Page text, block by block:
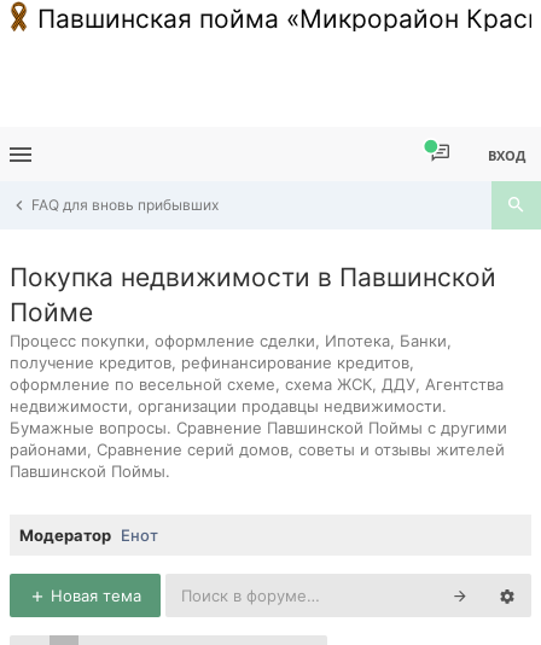
Павшинская пойма «Микрорайон
ВХОД
FAQ для вновь прибывших
Покупка недвижимости в Павшинской
Пойме
Процесс покупки, оформление сделки, Ипотека, Банки,
получение кредитов, рефинансирование кредитов,
оформление по весельной схеме, схема ЖСК, ДДУ, Агентства
недвижимости, организации продавцы недвижимости.
Бумажные вопросы. Сравнение Павшинской Поймы с другими
районами, Сравнение серий домов, советы и отзывы жителей
Павшинской Поймы.
Модератор Енот
Новая тема